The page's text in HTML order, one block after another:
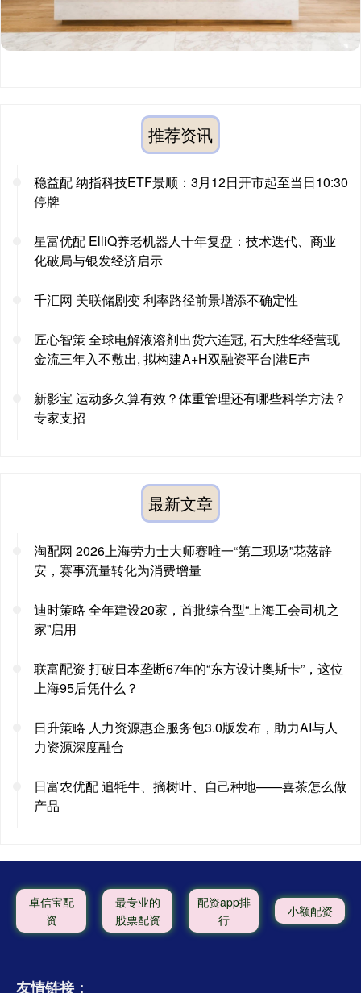
推荐资讯
稳益配 纳指科技ETF景顺：3月12日开市起至当日10:30
停牌
星富优配 ElliQ养老机器人十年复盘：技术迭代、商业
化破局与银发经济启示
千汇网 美联储剧变 利率路径前景增添不确定性
匠心智策 全球电解液溶剂出货六连冠, 石大胜华经营现
金流三年入不敷出, 拟构建A+H双融资平台|港E声
新影宝 运动多久算有效？体重管理还有哪些科学方法？
专家支招
最新文章
淘配网 2026上海劳力士大师赛唯一“第二现场”花落静
安，赛事流量转化为消费增量
迪时策略 全年建设20家，首批综合型“上海工会司机之
家”启用
联富配资 打破日本垄断67年的“东方设计奥斯卡”，这位
上海95后凭什么？
日升策略 人力资源惠企服务包3.0版发布，助力AI与人
力资源深度融合
日富农优配 追牦牛、摘树叶、自己种地——喜茶怎么做
产品
卓信宝配
资
最专业的
股票配资
配资app排
行
小额配资
友情链接：